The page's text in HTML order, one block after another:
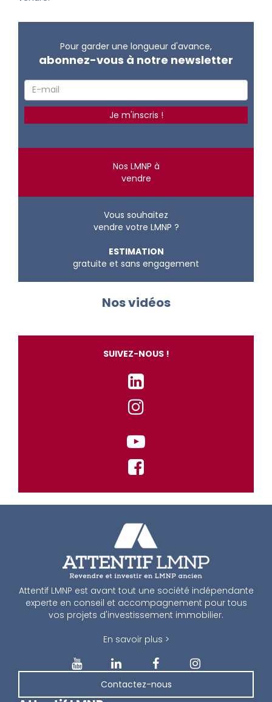
Pour garder une longueur d'avance,
abonnez-vous à notre newsletter
Nos LMNP à
vendre
Vous souhaitez
vendre votre LMNP ?
ESTIMATION
gratuite et sans engagement
Nos vidéos
SUIVEZ-NOUS !
Attentif LMNP est avant tout une société indépendante
experte en conseil et accompagnement pour tous
vos projets d'investissement immobilier.
En savoir plus >
Contactez-nous